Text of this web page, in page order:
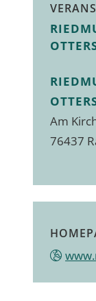
Am
76437